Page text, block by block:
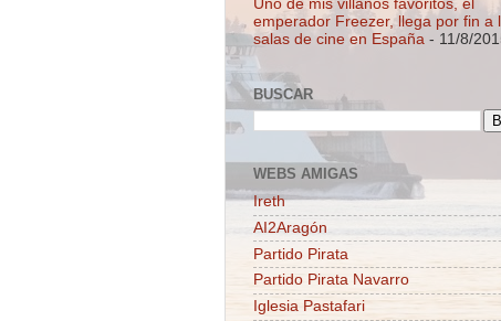
Uno de mis villanos favoritos, el
emperador Freezer, llega por fin a
salas de cine en España - 11/8/
BUSCAR
WEBS AMIGAS
Ireth
AI2Aragón
Partido Pirata
Partido Pirata Navarro
Iglesia Pastafari